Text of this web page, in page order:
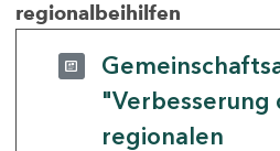
regionalbeihilfen
"Verbesserung
regionalen